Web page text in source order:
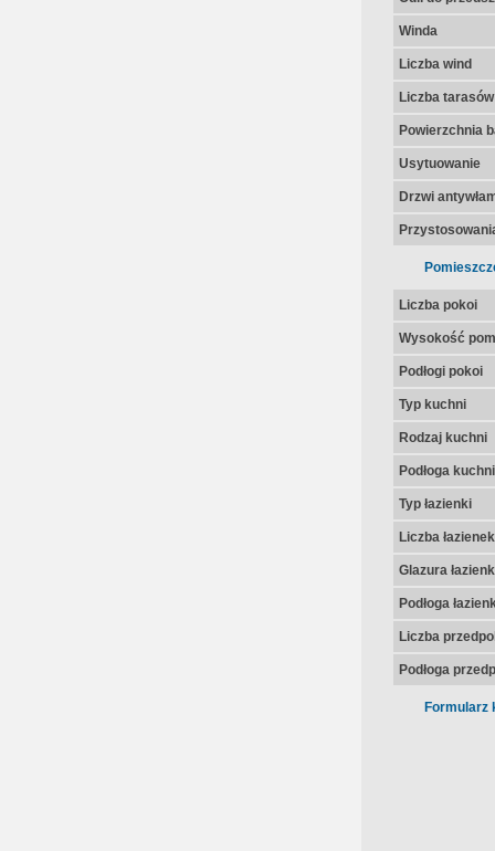
Winda
Liczba wind
Liczba tarasów
Powierzchnia
Usytuowanie
Drzwi
Liczba pokoi
Wysokość
Podłogi pokoi
Typ kuchni
Rodzaj kuchni
Podłoga kuchni
Typ łazienki
Liczba łazienek
Glazura
Podłoga
Liczba
Podłoga
Formularz